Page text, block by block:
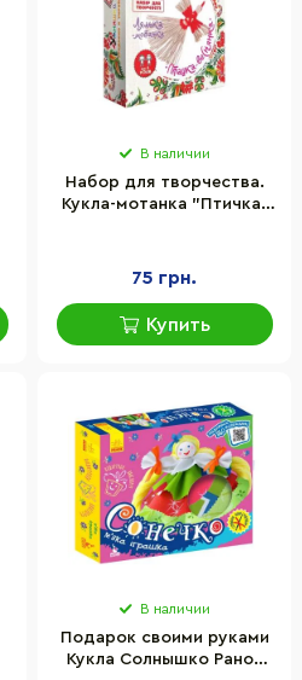
В наличии
Набор для творчества.
Кукла-мотанка "Птичка-
75 грн.
Купить
В наличии
Подарок своими руками
Кукла Солнышко Ранок